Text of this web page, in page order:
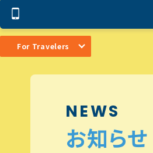
For Travelers
NEWS
お知らせ